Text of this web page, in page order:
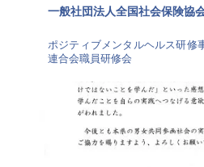
一般社団法人全国社会保険協
ポジティブメンタルヘルス研修
連合会職員研修会